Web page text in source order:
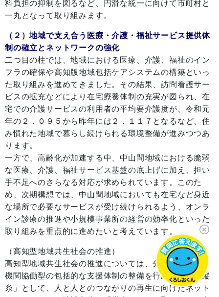
料負担の抑制を図るなど、円滑な統一に向けて市町村と
一丸となって取り組みます。
（２）地域で支え合う医療・介護・福祉サービス提供体
制の確立とネットワークの強化
二つ目の柱では、地域における医療、介護、福祉のイン
フラの確保や高知版地域包括ケアシステムの構築といっ
た取り組みを進めてきました。その結果、訪問看護サー
ビスの拡充などにより在宅療養体制の充実が図られ、在
宅での介護サービスの利用者の平均要介護度が、令和元
年の２．０９５から昨年には２．１１７となるなど、住
み慣れた地域で暮らし続けられる環境整備が進みつつあ
ります。
一方で、高齢化が加速する中、中山間地域における脆弱
な医療、介護、福祉サービス基盤の底上げに加え、担い
手不足へのさらなる対応が求められています。このた
め、次期構想では、中山間地域においても在宅など身近
な場所で必要なサービスが受け続けられるよう、オンラ
イン診療の推進や小規模事業所の経営の効率化といった
取り組みを重点的に進めたいと考えています。
（高知型地域共生社会の推進）
高知型地域共生社会の推進については、分野を超えた多
機関協働型の包括的な支援体制の整備を行政主体の「縦
糸」として、人と人とのつながりの再生に向けたネット